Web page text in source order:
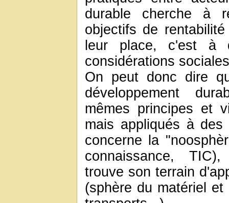
durable cherche à
objectifs de
leur place, c'est à
considérations
On peut donc dire
développement
mêmes principes et
mais appliqués à
concerne la
connaissance,
trouve son terrain
(sphère du matériel